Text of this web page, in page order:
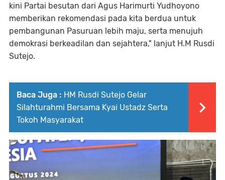
kini Partai besutan dari Agus Harimurti Yudhoyono
memberikan rekomendasi pada kita berdua untuk
pembangunan Pasuruan lebih maju, serta menujuh
demokrasi berkeadilan dan sejahtera," lanjut H.M Rusdi
Sutejo.
Baca Juga : HM Rusdi Sutejo Gelar
Silahturahmi Bersama Kyai Ustadz Serta
Tokoh Masyarakat